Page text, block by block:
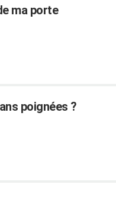
ma porte
poignées ?